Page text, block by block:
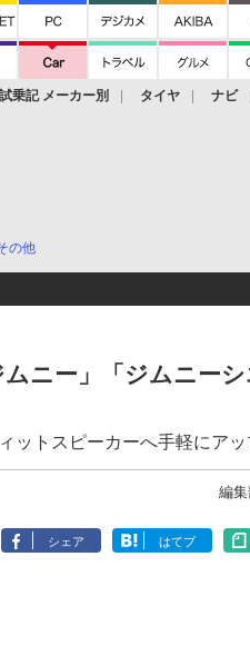
試乗記 メーカー別 タイヤ ナビ
の他
ニー」「ジムニー
ットスピーカーへ手軽にアッ
編
シェア はてブ